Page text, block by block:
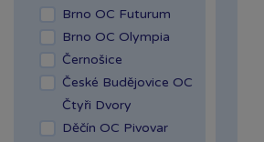
Brno OC Futurum
Brno OC Olympia
Černošice
České Budějovice OC
Čtyři Dvory
Děčín OC Pivovar